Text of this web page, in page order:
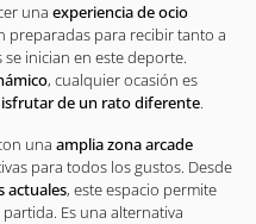
una experiencia de ocio
preparadas para recibir tanto a
inician en este deporte.
, cualquier ocasión es
de un rato diferente.
una amplia zona arcade
para todos los gustos. Desde
actuales, este espacio permite
Es una alternativa